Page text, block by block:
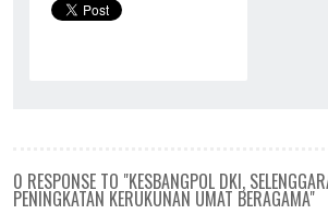
0 RESPONSE TO "KESBANGPOL DKI,
PENINGKATAN KERUKUNAN UMAT BERAGAMA"